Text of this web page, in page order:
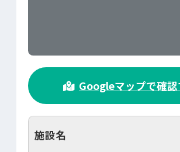
Googleマップで確認
施設名